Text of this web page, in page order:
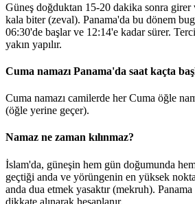
Güneş doğduktan 15-20 dakika sonra girer
kala biter (zeval). Panama'da bu dönem
06:30'de başlar ve 12:14'e kadar sürer.
yakın yapılır.
Cuma namazı Panama'da saat kaçta
Cuma namazı camilerde her Cuma öğle
(öğle yerine geçer).
Namaz ne zaman kılınmaz?
İslam'da, güneşin hem gün doğumunda
geçtiği anda ve yörüngenin en yüksek
anda dua etmek yasaktır (mekruh). Panama
dikkate alınarak hesaplanır.